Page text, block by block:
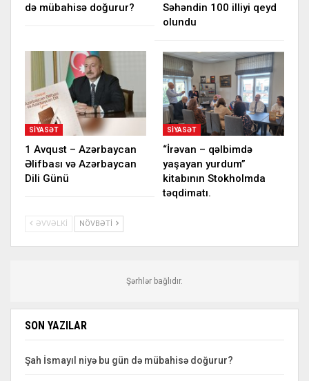
də mübahisə doğurur?
Səhəndin 100 illiyi qeyd
olundu
SIYASƏT
1 Avqust – Azərbaycan
Əlifbası və Azərbaycan
Dili Günü
SIYASƏT
“İrəvan – qəlbimdə
yaşayan yurdum”
kitabının Stokholmda
təqdimatı.
ƏVVƏLKI NÖVBƏTI
Şərhlər bağlıdır.
SON YAZILAR
Şah İsmayıl niyə bu gün də mübahisə doğurur?